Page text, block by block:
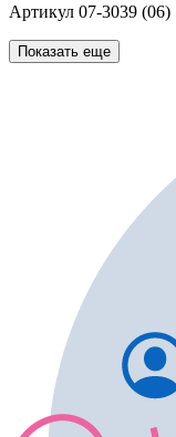
Артикул 07-3039 (06)
Показать еще